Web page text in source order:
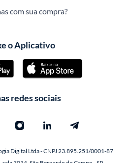
com sua compra?
o Aplicativo
redes sociais
Digital Ltda - CNPJ 23.895.251/0001-87